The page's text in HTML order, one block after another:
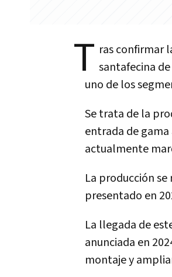
T ras confirmar
santafecina
uno de los
Se trata de la
entrada de gama
actualmente
La producción
presentado en
La llegada de
anunciada en
montaje y